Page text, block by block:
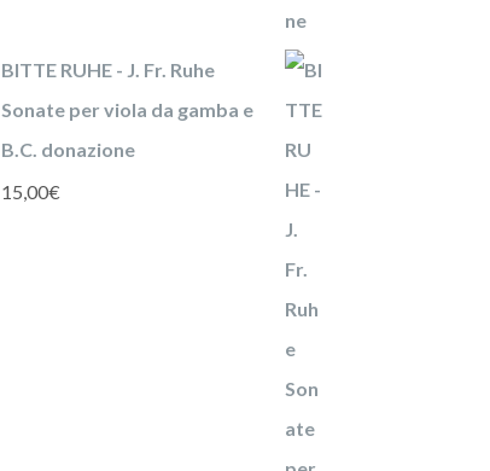
BITTE RUHE - J. Fr. Ruhe
Sonate per viola da gamba e
B.C. donazione
15,00€